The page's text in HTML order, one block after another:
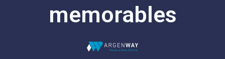
memorables